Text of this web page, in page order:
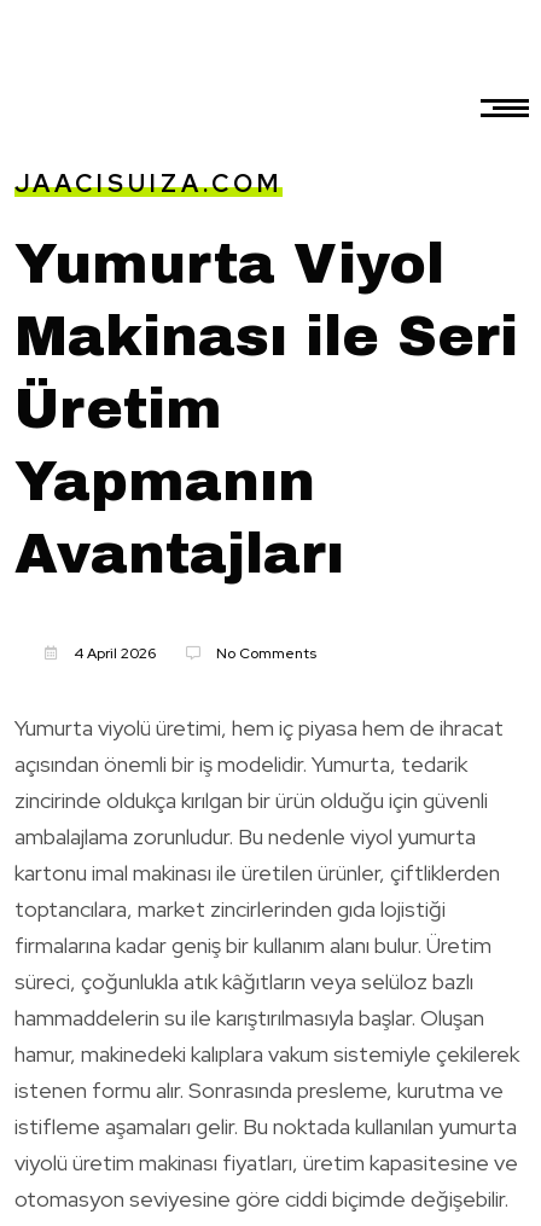
JAACISUIZA.COM
Yumurta Viyol
Makinası ile Seri
Üretim
Yapmanın
Avantajları
4 April 2026 No Comments
Yumurta viyolü üretimi, hem iç piyasa hem de ihracat
açısından önemli bir iş modelidir. Yumurta, tedarik
zincirinde oldukça kırılgan bir ürün olduğu için güvenli
ambalajlama zorunludur. Bu nedenle viyol yumurta
kartonu imal makinası ile üretilen ürünler, çiftliklerden
toptancılara, market zincirlerinden gıda lojistiği
firmalarına kadar geniş bir kullanım alanı bulur. Üretim
süreci, çoğunlukla atık kâğıtların veya selüloz bazlı
hammaddelerin su ile karıştırılmasıyla başlar. Oluşan
hamur, makinedeki kalıplara vakum sistemiyle çekilerek
istenen formu alır. Sonrasında presleme, kurutma ve
istifleme aşamaları gelir. Bu noktada kullanılan yumurta
viyolü üretim makinası fiyatları, üretim kapasitesine ve
otomasyon seviyesine göre ciddi biçimde değişebilir.